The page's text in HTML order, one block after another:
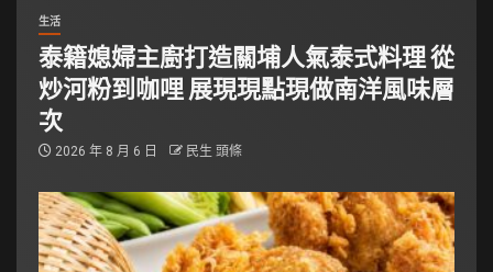
生活
泰籍媳婦主廚打造關埔人氣泰式料理 從
炒河粉到咖哩 展現現點現做南洋風味層
次
2026 年 8 月 6 日 民生 頭條